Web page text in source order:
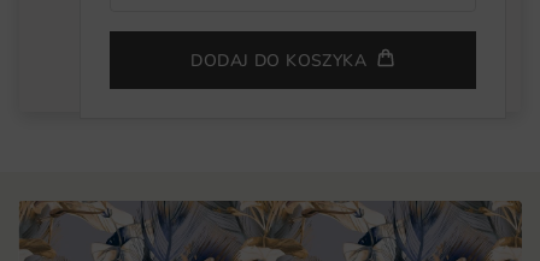
DODAJ DO KOSZYKA